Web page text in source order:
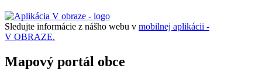
Sledujte informácie z nášho webu v mobilnej aplikácii -
V OBRAZE.
Mapový portál obce